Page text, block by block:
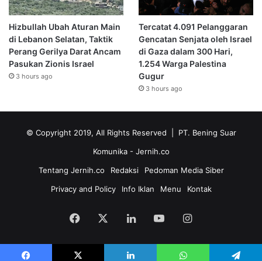
Hizbullah Ubah Aturan Main
di Lebanon Selatan, Taktik
Perang Gerilya Darat Ancam
Pasukan Zionis Israel
3 hours ago
Tercatat 4.091 Pelanggaran
Gencatan Senjata oleh Israel
di Gaza dalam 300 Hari,
1.254 Warga Palestina
Gugur
3 hours ago
© Copyright 2019, All Rights Reserved | PT. Bening Suar
Komunika - Jernih.co
Tentang Jernih.co
Redaksi
Pedoman Media Siber
Privacy and Policy
Info Iklan Menu Kontak
Facebook LinkedInYouTubeInstagram